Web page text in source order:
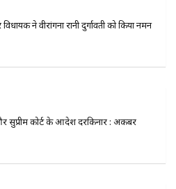
ने वीरांगना रानी दुर्गावती को किया नमन
सुप्रीम कोर्ट के आदेश दरकिनार : अकबर